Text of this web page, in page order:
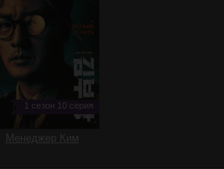
1 сезон 10 серия
Менеджер Ким